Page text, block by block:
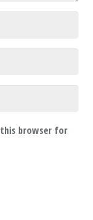
this browser for